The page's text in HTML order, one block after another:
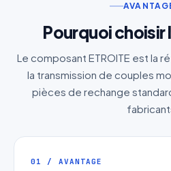
Pourquoi choisir
Le composant ETROITE est la
la transmission de couples
pièces de rechange
01 / AVANTAGE